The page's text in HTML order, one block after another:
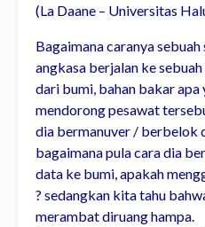
(La Daane – Universitas
Bagaimana caranya
angkasa berjalan ke
dari bumi, bahan bakar apa
mendorong pesawat
dia bermanuver / berbelok
bagaimana pula cara dia
data ke bumi, apakah
? sedangkan kita tahu
merambat diruang hampa.